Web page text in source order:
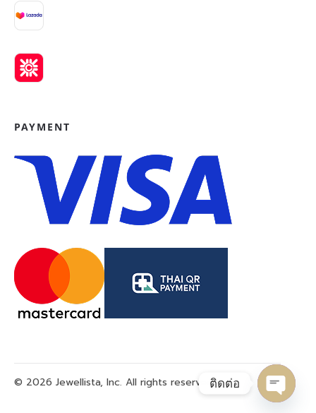
PAYMENT
© 2026 Jewellista, Inc. All rights reserved.ติดต่อ